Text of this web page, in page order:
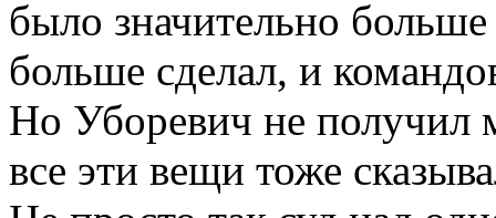
было значительно больше
больше сделал, и
Но Уборевич не получил
все эти вещи тоже